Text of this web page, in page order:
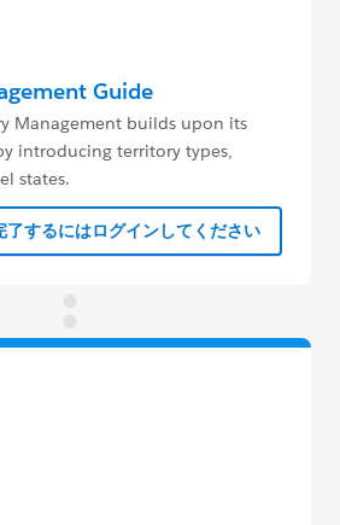
Guide
Management builds upon its
introducing territory types,
states.
了するにはログインしてください